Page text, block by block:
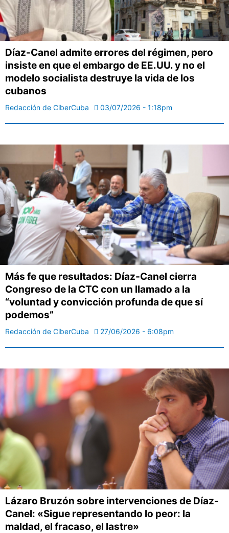
Díaz-Canel admite errores del régimen, pero
insiste en que el embargo de EE.UU. y no el
modelo socialista destruye la vida de los
cubanos
Redacción de CiberCuba 03/07/2026 - 1:18pm
Más fe que resultados: Díaz-Canel cierra
Congreso de la CTC con un llamado a la
“voluntad y convicción profunda de que sí
podemos”
Redacción de CiberCuba 27/06/2026 - 6:08pm
Lázaro Bruzón sobre intervenciones de Díaz-
Canel: «Sigue representando lo peor: la
maldad, el fracaso, el lastre»